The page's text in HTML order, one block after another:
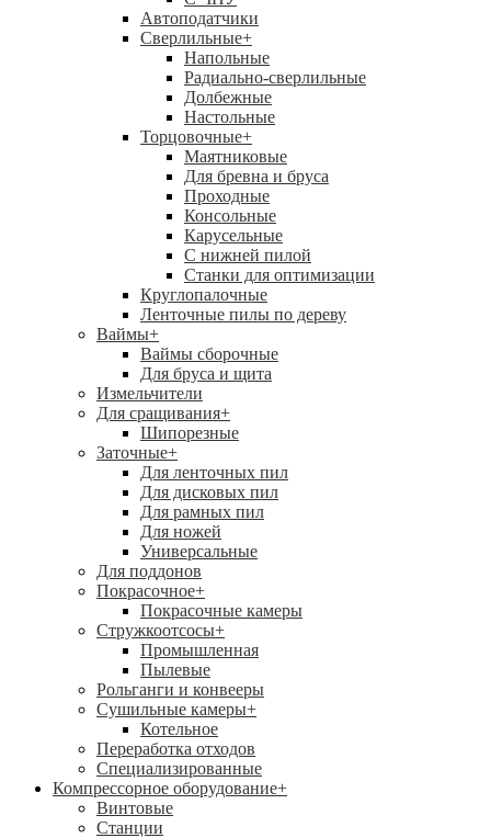
Автоподатчики
Сверлильные+
Напольные
Радиально-сверлильные
Долбежные
Настольные
Торцовочные+
Маятниковые
Для бревна и бруса
Проходные
Консольные
Карусельные
С нижней пилой
Станки для оптимизации
Круглопалочные
Ленточные пилы по дереву
Ваймы+
Ваймы сборочные
Для бруса и щита
Измельчители
Для сращивания+
Шипорезные
Заточные+
Для ленточных пил
Для дисковых пил
Для рамных пил
Для ножей
Универсальные
Для поддонов
Покрасочное+
Покрасочные камеры
Стружкоотсосы+
Промышленная
Пылевые
Рольганги и конвееры
Сушильные камеры+
Котельное
Переработка отходов
Специализированные
Компрессорное оборудование+
Винтовые
Станции